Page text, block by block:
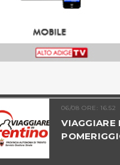
06/08 ORE: 16.52
VIAGGIARE